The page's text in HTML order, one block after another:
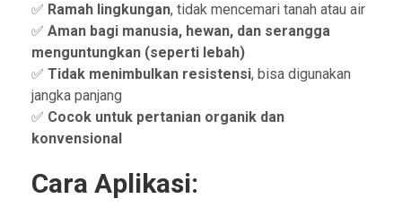
✅ Ramah lingkungan, tidak mencemari tanah atau air
✅ Aman bagi manusia, hewan, dan serangga
menguntungkan (seperti lebah)
✅ Tidak menimbulkan resistensi, bisa digunakan
jangka panjang
✅ Cocok untuk pertanian organik dan
konvensional
Cara Aplikasi: